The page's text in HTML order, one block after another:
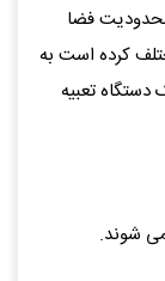
فضا
کرده است به
دستگاه تعبیه